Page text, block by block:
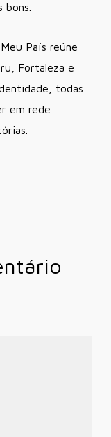
País reúne
Fortaleza e
todas
em rede